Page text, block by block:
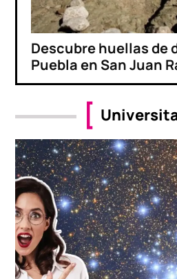
Descubre huellas de
Puebla en San Juan